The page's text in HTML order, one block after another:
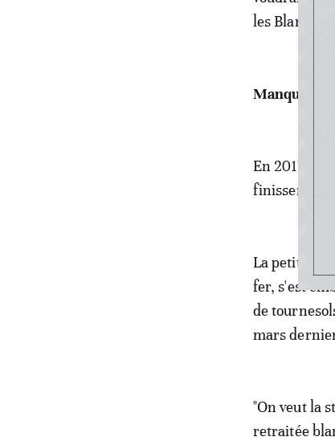
les Blancs
Manque de
En 2017,
finissent
La petite
fer, s'est
de
mars
"On veut la
retraitée